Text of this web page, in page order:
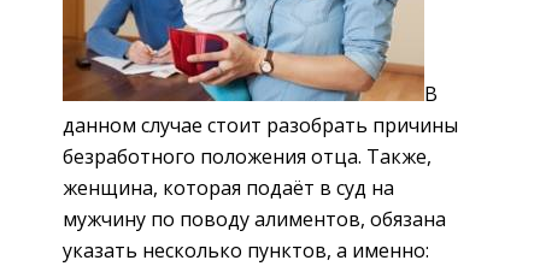
В
данном случае стоит разобрать причины
безработного положения отца. Также,
женщина, которая подаёт в суд на
мужчину по поводу алиментов, обязана
указать несколько пунктов, а именно: